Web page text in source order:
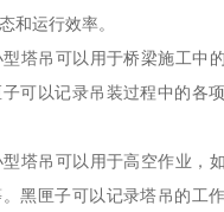
和运行效率。
塔吊可以用于桥梁施工中
可以记录吊装过程中的各
塔吊可以用于高空作业，
黑匣子可以记录塔吊的工